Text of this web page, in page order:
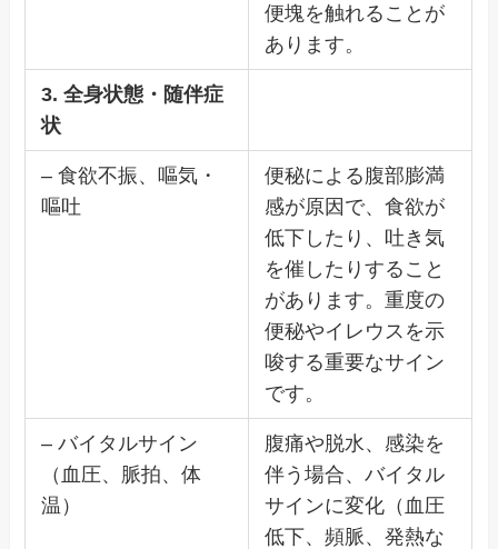
便塊を触れることが
あります。
3. 全身状態・随伴症
状
– 食欲不振、嘔気・
嘔吐
便秘による腹部膨満
感が原因で、食欲が
低下したり、吐き気
を催したりすること
があります。重度の
便秘やイレウスを示
唆する重要なサイン
です。
– バイタルサイン
（血圧、脈拍、体
温）
腹痛や脱水、感染を
伴う場合、バイタル
サインに変化（血圧
低下、頻脈、発熱な